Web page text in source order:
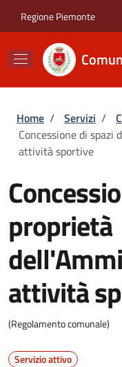
Regione Piemonte
Briciole di
Home / Servizi /
Concessione di
attività sportive
proprietà
attività
(Regolamento comunale)
Servizio attivo